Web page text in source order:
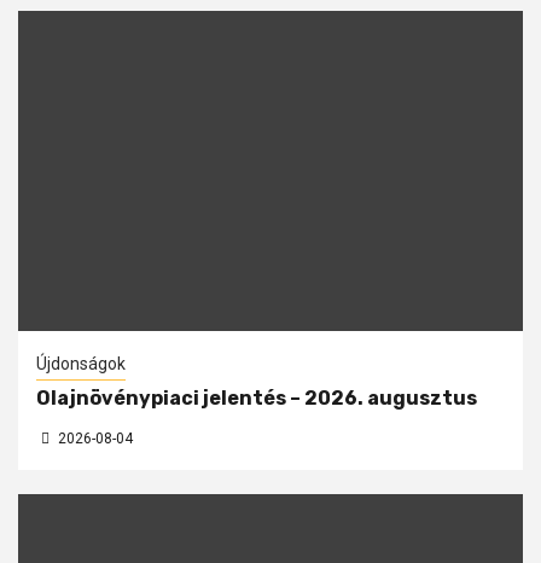
Újdonságok
Olajnövénypiaci jelentés – 2026. augusztus
2026-08-04